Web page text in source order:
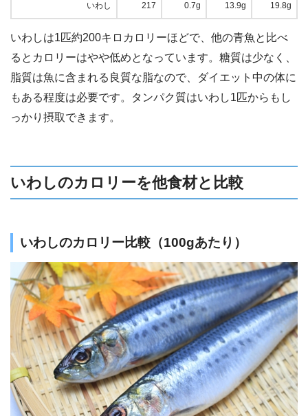
いわし 217 0.7g 13.9g 19.8g
いわしは1匹約200キロカロリーほどで、他の青魚と比べ
るとカロリーはやや低めとなっています。糖質は少なく、
脂質は魚に含まれる良質な脂なので、ダイエット中の体に
もある程度は必要です。タンパク質はいわし1匹からもし
っかり摂取できます。
いわしのカロリーを他食材と比較
いわしのカロリー比較（100gあたり）